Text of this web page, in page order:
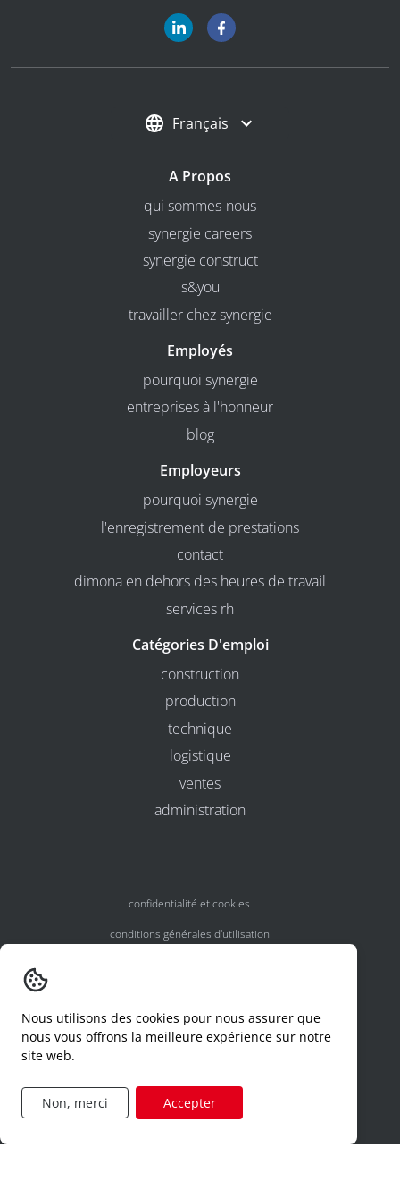
Français
A Propos
qui sommes-nous
synergie careers
synergie construct
s&you
travailler chez synergie
Employés
pourquoi synergie
entreprises à l'honneur
blog
Employeurs
pourquoi synergie
l'enregistrement de prestations
contact
dimona en dehors des heures de travail
services rh
Catégories D'emploi
construction
production
technique
logistique
ventes
administration
confidentialité et cookies
conditions générales d'utilisation
declaration d'un incident
formulaire de demande d'accès
Nous utilisons des cookies pour nous assurer que
nous vous offrons la meilleure expérience sur notre
site web.
Non, merci Accepter